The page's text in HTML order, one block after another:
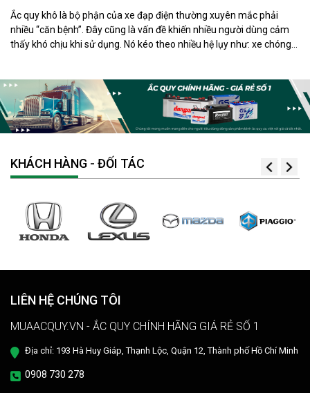
Ắc quy khô là bộ phận của xe đạp điện thường xuyên mắc phải
nhiều “căn bệnh”. Đây cũng là vấn đề khiến nhiều người dùng cảm
thấy khó chịu khi sử dụng. Nó kéo theo nhiều hệ lụy như: xe chóng
muaacquy.vn sẽ mách bạn cách phục hồi ắc quy khô xe đạp điện 1
cách đơn giản và hiệu quả như ở tiệm dưỡng nhé!
KHÁCH HÀNG - ĐỐI TÁC
LIÊN HỆ CHÚNG TÔI
MUAACQUY.VN - ẮC QUY CHÍNH HÃNG GIÁ RẺ SỐ 1
Địa chỉ: 193 Hà Huy Giáp, Thạnh Lộc, Quận 12, Thành phố Hồ Chí Minh
0908 730 278